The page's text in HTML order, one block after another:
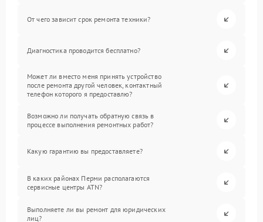
От чего зависит срок ремонта техники?
Диагностика проводится бесплатно?
Может ли вместо меня принять устройство
после ремонта другой человек, контактный
телефон которого я предоставлю?
Возможно ли получать обратную связь в
процессе выполнения ремонтных работ?
Какую гарантию вы предоставляете?
В каких районах Перми располагаются
сервисные центры ATN?
Выполняете ли вы ремонт для юридических
лиц?